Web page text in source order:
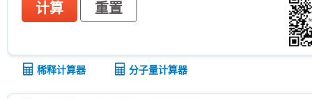
计算 重置
稀释计算器 分子量计算器